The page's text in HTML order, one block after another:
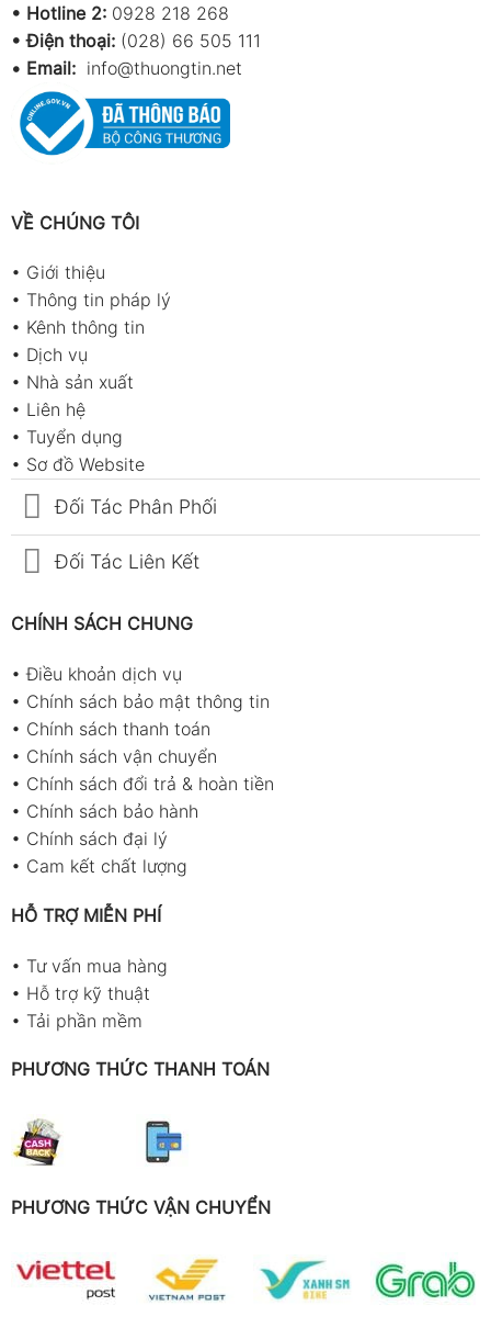
• Hotline 2: 0928 218 268
• Điện thoại: (028) 66 505 111
• Email: info@thuongtin.net
VỀ CHÚNG TÔI
• Giới thiệu
• Thông tin pháp lý
• Kênh thông tin
• Dịch vụ
• Nhà sản xuất
• Liên hệ
• Tuyển dụng
• Sơ đồ Website
Đối Tác Phân Phối
Đối Tác Liên Kết
CHÍNH SÁCH CHUNG
•Điều khoản dịch vụ
• Chính sách bảo mật thông tin
• Chính sách thanh toán
• Chính sách vận chuyển
• Chính sách đổi trả & hoàn tiền
• Chính sách bảo hành
• Chính sách đại lý
• Cam kết chất lượng
HỖ TRỢ MIỄN PHÍ
• Tư vấn mua hàng
• Hỗ trợ kỹ thuật
• Tải phần mềm
PHƯƠNG THỨC THANH TOÁN
PHƯƠNG THỨC VẬN CHUYỂN